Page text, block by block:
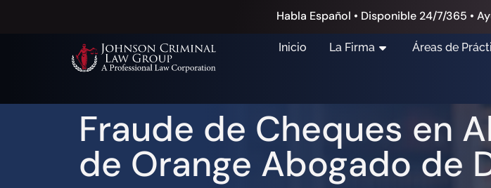
Habla Español • Disponible 24/7/365 •
Inicio La Firma Áreas de
Fraude de Cheques en
de Orange Abogado de